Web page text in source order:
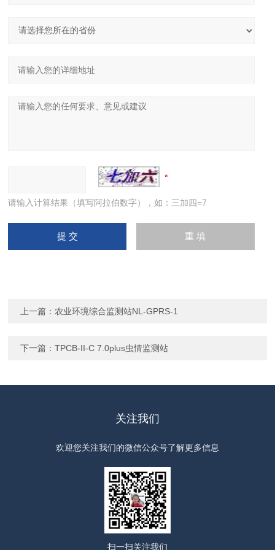
请输入计算结果（填写阿拉伯数字），如：三加四=7
上一篇： 农业环境综合监测站NL-GPRS-1
下一篇：TPCB-II-C 7.0plus虫情监测站
关注我们
欢迎您关注我们的微信公众号了解更多信息
扫一扫关注我们